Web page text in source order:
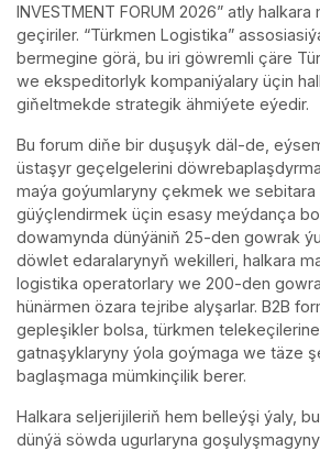
INVESTMENT FORUM 2026” atly
geçiriler. “Türkmen Logistika”
bermegine görä, bu iri göwremli çäre
we ekspeditorlyk kompaniýalary üçin
giňeltmekde strategik ähmiýete eýedir.
Bu forum diňe bir duşuşyk däl-de,
üstaşyr geçelgelerini
maýa goýumlaryny çekmek we sebitara
güýçlendirmek üçin esasy meýdança
dowamynda dünýäniň 25-den gowrak
döwlet edaralarynyň wekilleri, halkara
logistika operatorlary we 200-den
hünärmen özara tejribe alyşarlar. B2B
gepleşikler bolsa, türkmen
gatnaşyklaryny ýola goýmaga we täze
baglaşmaga mümkinçilik berer.
Halkara seljerijileriň hem belleýşi ýaly,
dünýä söwda ugurlaryna